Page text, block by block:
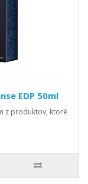
EDP 50ml
z produktov, ktoré